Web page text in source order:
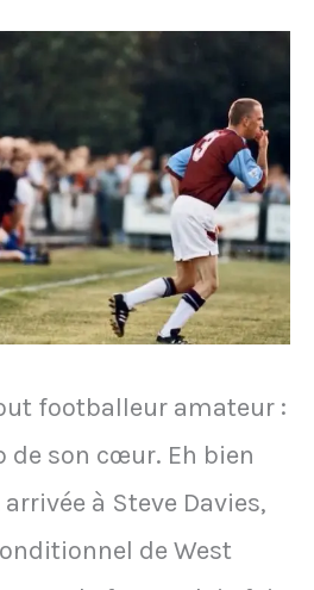
footballeur amateur :
de son cœur. Eh bien
à Steve Davies,
de West